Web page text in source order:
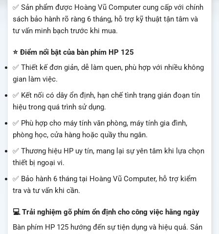
✅ Sản phẩm được Hoàng Vũ Computer cung cấp với chính
sách bảo hành rõ ràng 6 tháng, hỗ trợ kỹ thuật tận tâm và
tư vấn minh bạch trước khi mua.
⭐ Điểm nổi bật của bàn phím HP 125
✅ Thiết kế đơn giản, dễ làm quen, phù hợp với nhiều không
gian làm việc.
✅ Kết nối có dây ổn định, hạn chế tình trạng gián đoạn tín
hiệu trong quá trình sử dụng.
✅ Phù hợp cho máy tính văn phòng, máy tính gia đình,
phòng học, cửa hàng hoặc quầy thu ngân.
✅ Thương hiệu HP uy tín, mang lại sự yên tâm khi lựa chọn
thiết bị ngoại vi.
✅ Bảo hành 6 tháng tại Hoàng Vũ Computer, hỗ trợ kiểm
tra và tư vấn khi cần.
💻 Trải nghiệm gõ phím ổn định cho công việc hằng ngày
Bàn phím HP 125 hướng đến sự tiện dụng và hiệu quả. Sản